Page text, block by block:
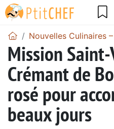
Nouvelles Culinaires
Mission
Crémant de
rosé pour
beaux jours